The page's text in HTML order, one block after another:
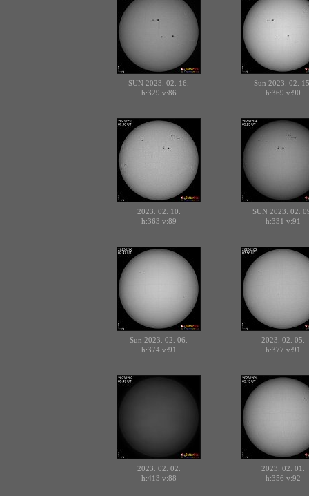
SUN 2023. 02. 16.
h:329 v:86
Sun 2023. 02.
h:369 v:90
2023. 02. 10.
h:363 v:89
SUN 2023. 02.
h:331 v:91
Sun 2023. 02. 06.
h:374 v:91
2023. 02. 05.
h:377 v:91
2023. 02. 02.
h:413 v:88
2023. 02. 01.
h:356 v:92